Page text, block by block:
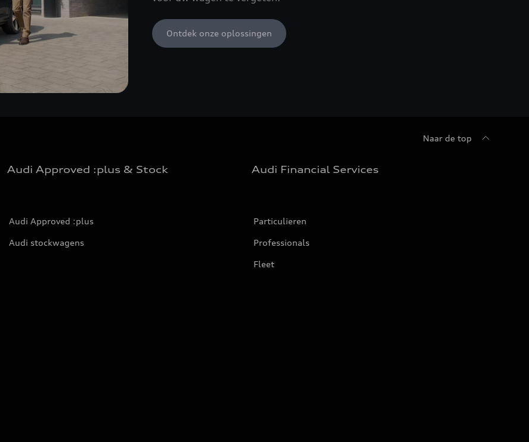
Ontdek onze oplossingen
Naar de top
Audi Approved :plus & Stock
Audi Approved :plus
Audi stockwagens
Audi Financial Services
Particulieren
Professionals
Fleet